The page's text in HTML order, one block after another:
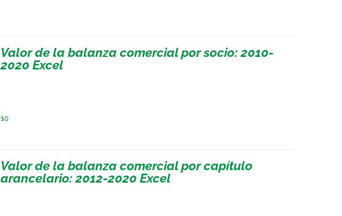
Valor de la balanza comercial por socio: 2010-
2020 Excel
$0
Valor de la balanza comercial por capítulo
arancelario: 2012-2020 Excel